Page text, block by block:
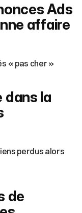
Ads
affaire
« pas cher »
dans la
perdus alors
de